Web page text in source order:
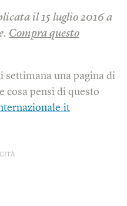
il 15 luglio 2016 a
Compra questo
settimana una pagina di
cosa pensi di questo